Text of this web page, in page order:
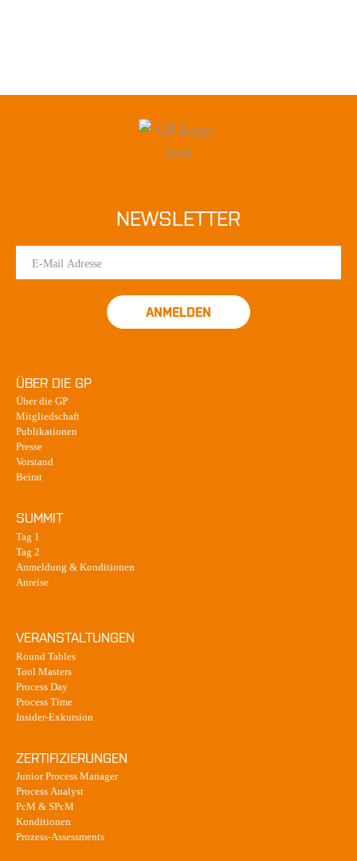
NEWSLETTER
ANMELDEN
ÜBER DIE GP
Über die GP
Mitgliedschaft
Publikationen
Presse
Vorstand
Beirat
SUMMIT
Tag 1
Tag 2
Anmeldung & Konditionen
Anreise
VERANSTALTUNGEN
Round Tables
Tool Masters
Process Day
Process Time
Insider-Exkursion
ZERTIFIZIERUNGEN
Junior Process Manager
Process Analyst
PcM & SPcM
Konditionen
Prozess-Assessments